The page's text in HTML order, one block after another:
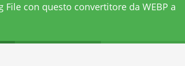
File con questo convertitore da WEBP a